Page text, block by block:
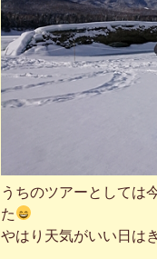
うちのツアーとしては
た
やはり天気がいい日は